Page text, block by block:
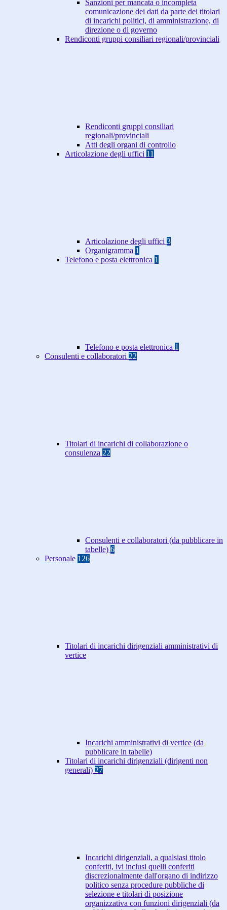
Sanzioni per mancata o incompleta
comunicazione dei dati da parte dei titolari
di incarichi politici, di amministrazione, di
direzione o di governo
Rendiconti gruppi consiliari regionali/provinciali
Rendiconti gruppi consiliari
regionali/provinciali
Atti degli organi di controllo
Articolazione degli uffici 11
Articolazione degli uffici 3
Organigramma 1
Telefono e posta elettronica 1
Telefono e posta elettronica 1
Consulenti e collaboratori 22
Titolari di incarichi di collaborazione o
consulenza 22
Consulenti e collaboratori (da pubblicare in
tabelle) 6
Personale 126
Titolari di incarichi dirigenziali amministrativi di
vertice
Incarichi amministrativi di vertice (da
pubblicare in tabelle)
Titolari di incarichi dirigenziali (dirigenti non
generali) 27
Incarichi dirigenziali, a qualsiasi titolo
conferiti, ivi inclusi quelli conferiti
discrezionalmente dall'organo di indirizzo
politico senza procedure pubbliche di
selezione e titolari di posizione
organizzativa con funzioni dirigenziali (da